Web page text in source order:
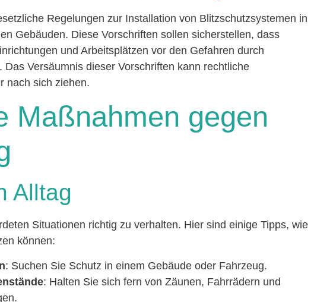
Regelungen zur Installation von Blitzschutzsystemen in
Gebäuden. Diese Vorschriften sollen sicherstellen, dass
und Arbeitsplätzen vor den Gefahren durch
Das Versäumnis dieser Vorschriften kann rechtliche
nach sich ziehen.
Maßnahmen gegen
Alltag
Situationen richtig zu verhalten. Hier sind einige Tipps, wie
können:
: Suchen Sie Schutz in einem Gebäude oder Fahrzeug.
: Halten Sie sich fern von Zäunen, Fahrrädern und